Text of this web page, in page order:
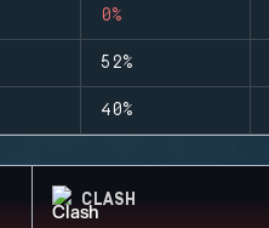
0%
52%
40%
CLASH